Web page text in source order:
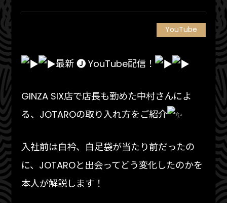
YouTube
最新 🅙 YouTube配信！
GINZA SIX店で店長も勤めた中村さんによ
る、JOTAROの取り入れ方をご紹介
入社前は白衿、白足袋が当たり前だったの
に、JOTAROと出会ってどう変化したのかを
本人が解説します！